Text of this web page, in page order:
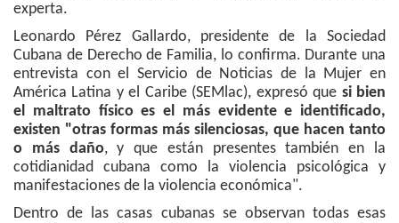
experta.
Leonardo Pérez Gallardo, presidente de la Sociedad
Cubana de Derecho de Familia, lo confirma. Durante una
entrevista con el Servicio de Noticias de la Mujer en
América Latina y el Caribe (SEMlac), expresó que si bien
el maltrato físico es el más evidente e identificado,
existen "otras formas más silenciosas, que hacen tanto
o más daño, y que están presentes también en la
cotidianidad cubana como la violencia psicológica y
manifestaciones de la violencia económica".
Dentro de las casas cubanas se observan todas esas